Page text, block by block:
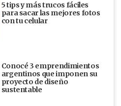
5 tips y más trucos fáciles
para sacar las mejores fotos
con tu celular
Conocé 3 emprendimientos
argentinos que imponen su
proyecto de diseño
sustentable